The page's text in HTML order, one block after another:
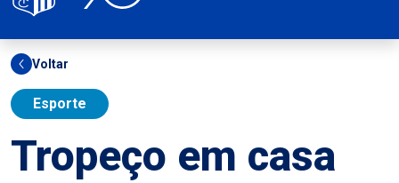
Voltar
Esporte
Tropeço em casa